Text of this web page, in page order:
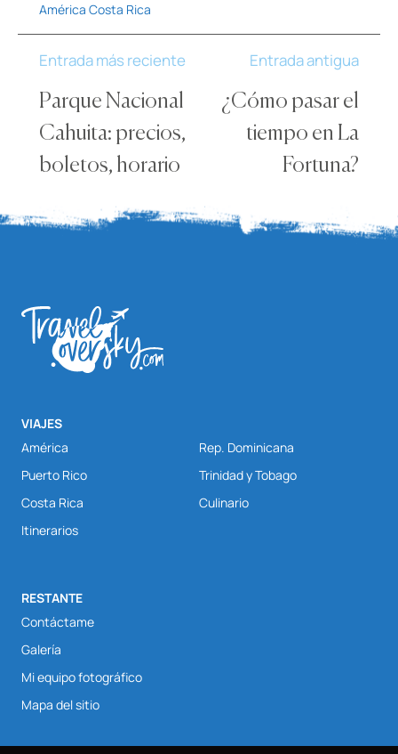
América Costa Rica
Entrada más reciente
Parque Nacional
Cahuita: precios,
boletos, horario
Entrada antigua
¿Cómo pasar el
tiempo en La
Fortuna?
VIAJES
América
Rep. Dominicana
Puerto Rico
Trinidad y Tobago
Costa Rica
Culinario
Itinerarios
RESTANTE
Contáctame
Galería
Mi equipo fotográfico
Mapa del sitio